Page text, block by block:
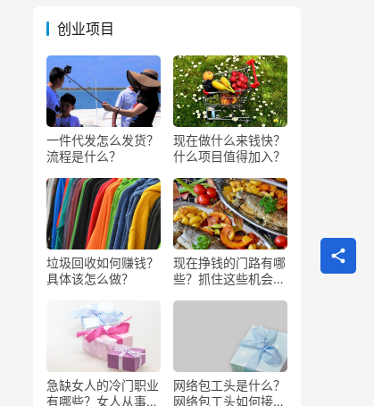
创业项目
一件代发怎么发货？
流程是什么？
现在做什么来钱快？
什么项目值得加入？
垃圾回收如何赚钱？
具体该怎么做？
现在挣钱的门路有哪
些？抓住这些机会闷
急缺女人的冷门职业
有哪些？女人从事哪
网络包工头是什么？
网络包工头如何接业